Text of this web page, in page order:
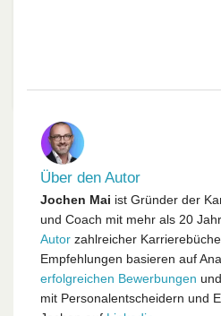
Über den Autor
Jochen Mai ist Gründer der
und Coach mit mehr als 20
Autor zahlreicher
Empfehlungen basieren auf
erfolgreichen Bewerbungen
mit Personalentscheidern und